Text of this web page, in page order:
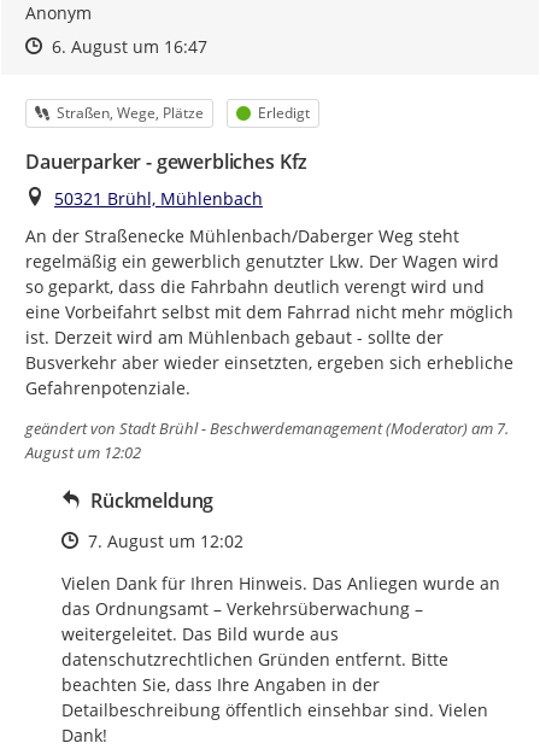
Anonym
Zeitpunkt des Erstellens
Zeitpunkt des Erstellens
6. August um 16:47Zur Äußerung
Kategorie
Straßen, Wege, Plätze Status
Erledigt
Dauerparker - gewerbliches Kfz
Ort
50321 Brühl, Mühlenbach
An der Straßenecke Mühlenbach/Daberger Weg steht
regelmäßig ein gewerblich genutzter Lkw. Der Wagen wird
so geparkt, dass die Fahrbahn deutlich verengt wird und
eine Vorbeifahrt selbst mit dem Fahrrad nicht mehr möglich
ist. Derzeit wird am Mühlenbach gebaut - sollte der
Busverkehr aber wieder einsetzten, ergeben sich erhebliche
Gefahrenpotenziale.
geändert von Stadt Brühl - Beschwerdemanagement (Moderator)am 7.
August um 12:02
Rückmeldung
Zeitpunkt des Erstellens
7. August um 12:02
Vielen Dank für Ihren Hinweis. Das Anliegen wurde an
das Ordnungsamt – Verkehrsüberwachung –
weitergeleitet. Das Bild wurde aus
datenschutzrechtlichen Gründen entfernt. Bitte
beachten Sie, dass Ihre Angaben in der
Detailbeschreibung öffentlich einsehbar sind. Vielen
Dank!